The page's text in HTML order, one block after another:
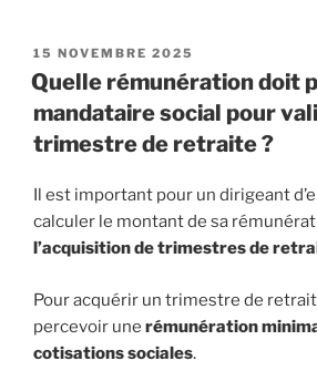
PUBLIÉ
LE
15 NOVEMBRE 2025
Quelle rémunération doit
mandataire social pour
trimestre de retraite ?
Il est important pour un dirigeant
calculer le montant de sa
l’acquisition de trimestres de
Pour acquérir un trimestre de
percevoir une rémunération
cotisations sociales.